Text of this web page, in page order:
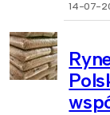
14-07-